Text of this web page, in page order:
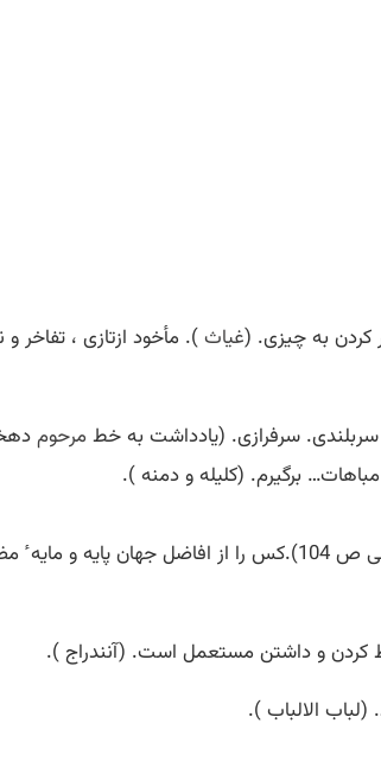
کردن به چیزی. (غیاث). مأخود ازتازی ،
سربلندی. سرفرازی. (یادداشت به خط مرحوم
برگیرم. (کلیله و دمنه ).
کردن و داشتن مستعمل است. (آنندراج ).
الالباب ).